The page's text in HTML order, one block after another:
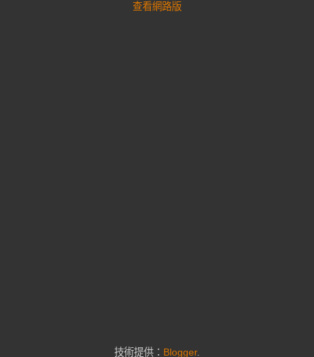
查看網路版
技術提供： Blogger.